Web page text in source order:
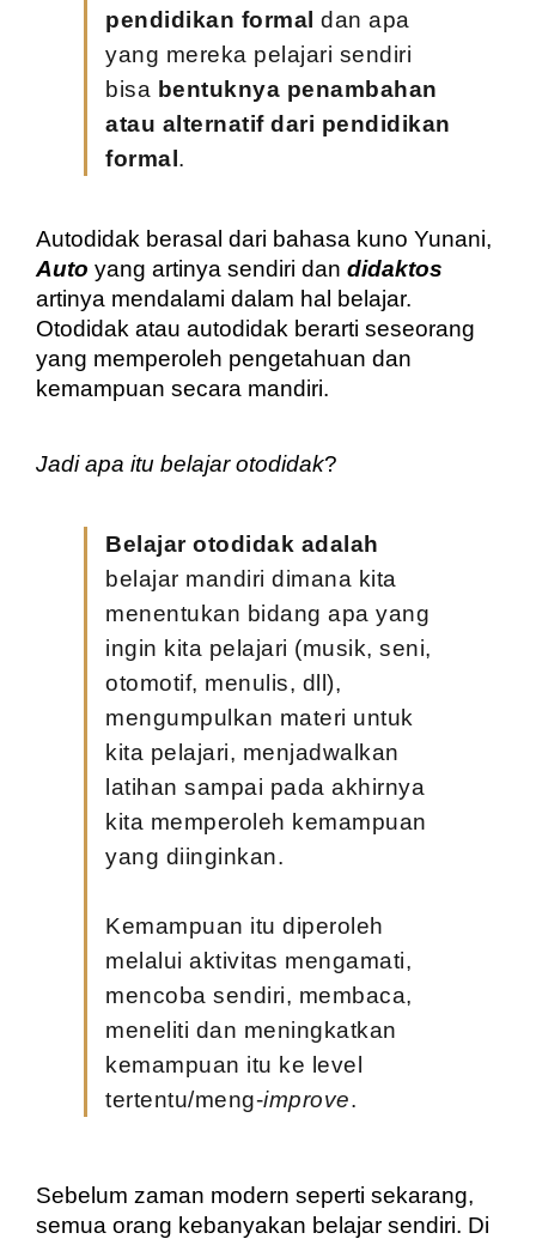
pendidikan formal dan apa
yang mereka pelajari sendiri
bisa bentuknya penambahan
atau alternatif dari pendidikan
formal .
Auto yang artinya sendiri dan didaktos
artinya mendalami dalam hal belajar.
Otodidak atau autodidak berarti seseorang
yang memperoleh pengetahuan dan
kemampuan secara mandiri.
Jadi apa itu belajar otodidak?
Belajar otodidak adalah
belajar mandiri dimana kita
menentukan bidang apa yang
ingin kita pelajari (musik, seni,
otomotif, menulis, dll),
mengumpulkan materi untuk
kita pelajari, menjadwalkan
latihan sampai pada akhirnya
kita memperoleh kemampuan
yang diinginkan.
Kemampuan itu diperoleh
melalui aktivitas mengamati,
mencoba sendiri, membaca,
meneliti dan meningkatkan
kemampuan itu ke level
tertentu/meng-improve.
Sebelum zaman modern seperti sekarang,
semua orang kebanyakan belajar sendiri. Di